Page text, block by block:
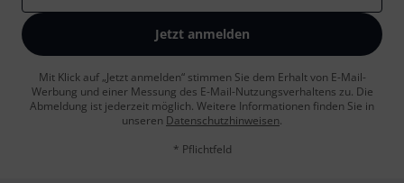
Jetzt anmelden
Mit Klick auf „Jetzt anmelden“ stimmen Sie dem Erhalt von E-Mail-
Werbung und einer Messung des E-Mail-Nutzungsverhaltens zu. Die
Abmeldung ist jederzeit möglich. Weitere Informationen finden Sie in
unseren Datenschutzhinweisen.
* Pflichtfeld